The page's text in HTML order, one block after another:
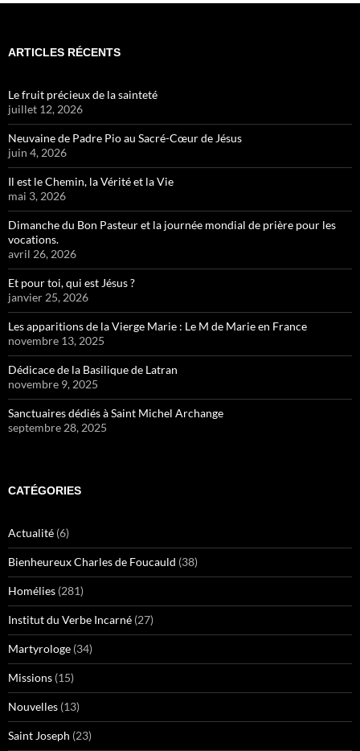
ARTICLES RÉCENTS
Le fruit précieux de la sainteté
juillet 12, 2026
Neuvaine de Padre Pio au Sacré-Cœur de Jésus
juin 4, 2026
Il est le Chemin, la Vérité et la Vie
mai 3, 2026
Dimanche du Bon Pasteur et la journée mondial de prière pour les
vocations.
avril 26, 2026
Et pour toi, qui est Jésus ?
janvier 25, 2026
Les apparitions de la Vierge Marie : Le M de Marie en France
novembre 13, 2025
Dédicace de la Basilique de Latran
novembre 9, 2025
Sanctuaires dédiés à Saint Michel Archange
septembre 28, 2025
CATÉGORIES
Actualité (6)
Bienheureux Charles de Foucauld (38)
Homélies (281)
Institut du Verbe Incarné (27)
Martyrologe (34)
Missions (15)
Nouvelles (13)
Saint Joseph (23)